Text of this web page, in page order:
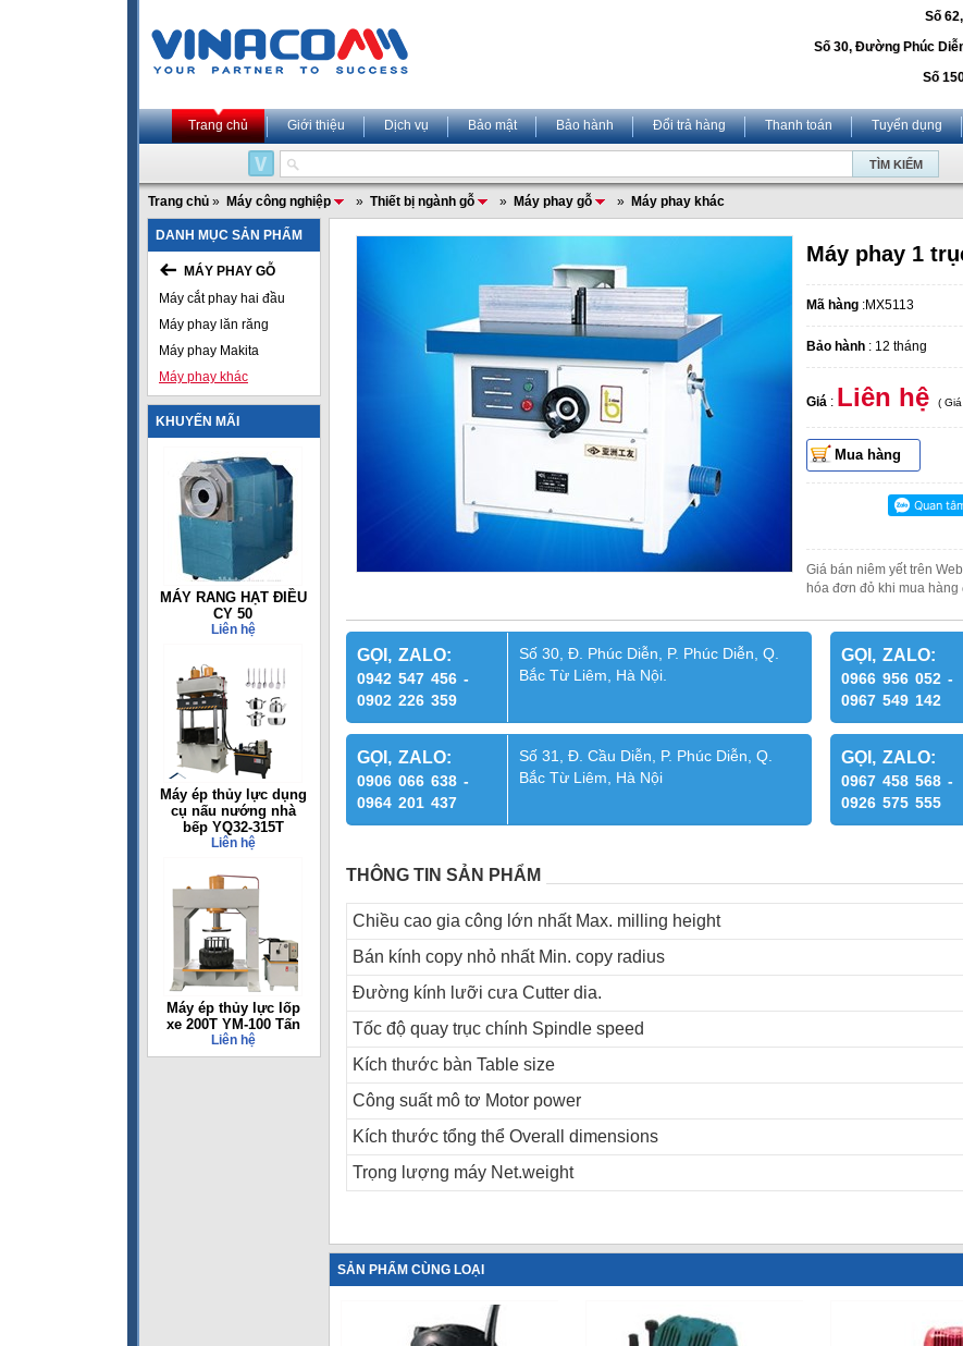
Số
Số 30, Đường Phúc
Số
Trang chủ Giới thiệu Dịch vụ Bảo mật Bảo hành Đổi trả hàng Thanh toán Tuyển dụng
Trang chủ » Máy công nghiệp » Thiết bị ngành gỗ » Máy phay gỗ » Máy phay khác
DANH MỤC SẢN PHẨM
MÁY PHAY GỖ
Máy cắt phay hai đầu
Máy phay lăn răng
Máy phay Makita
Máy phay khác
KHUYẾN MÃI
MÁY RANG HẠT ĐIỀU
CY 50
Liên hệ
Máy ép thủy lực dụng
cụ nấu nướng nhà
bếp YQ32-315T
Liên hệ
Máy ép thủy lực lốp
xe 200T YM-100 Tấn
Liên hệ
Máy phay 1
Mã hàng :MX5113
Bảo hành : 12 tháng
Giá : Liên hệ (
Mua hàng
Giá bán niêm yết trên
hóa đơn đỏ khi mua
GỌI, ZALO:
0942 547 456 -
0902 226 359
Số 30, Đ. Phúc Diễn, P. Phúc Diễn, Q.
Bắc Từ Liêm, Hà Nội.
GỌI, ZALO:
0966 956 052 -
0967 549 142
GỌI, ZALO:
0906 066 638 -
0964 201 437
Số 31, Đ. Cầu Diễn, P. Phúc Diễn, Q.
Bắc Từ Liêm, Hà Nội
GỌI, ZALO:
0967 458 568 -
0926 575 555
THÔNG TIN SẢN PHẨM
Chiều cao gia công lớn nhất Max. milling height
Bán kính copy nhỏ nhất Min. copy radius
Đường kính lưỡi cưa Cutter dia.
Tốc độ quay trục chính Spindle speed
Kích thước bàn Table size
Công suất mô tơ Motor power
Kích thước tổng thể Overall dimensions
Trọng lượng máy Net.weight
SẢN PHẨM CÙNG LOẠI